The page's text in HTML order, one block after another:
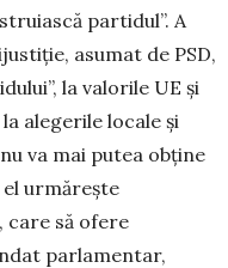
par­tidul”. A
asumat de PSD,
la valorile UE și
alegerile locale și
va mai putea obține
el urmărește
care să ofere
parlamentar,